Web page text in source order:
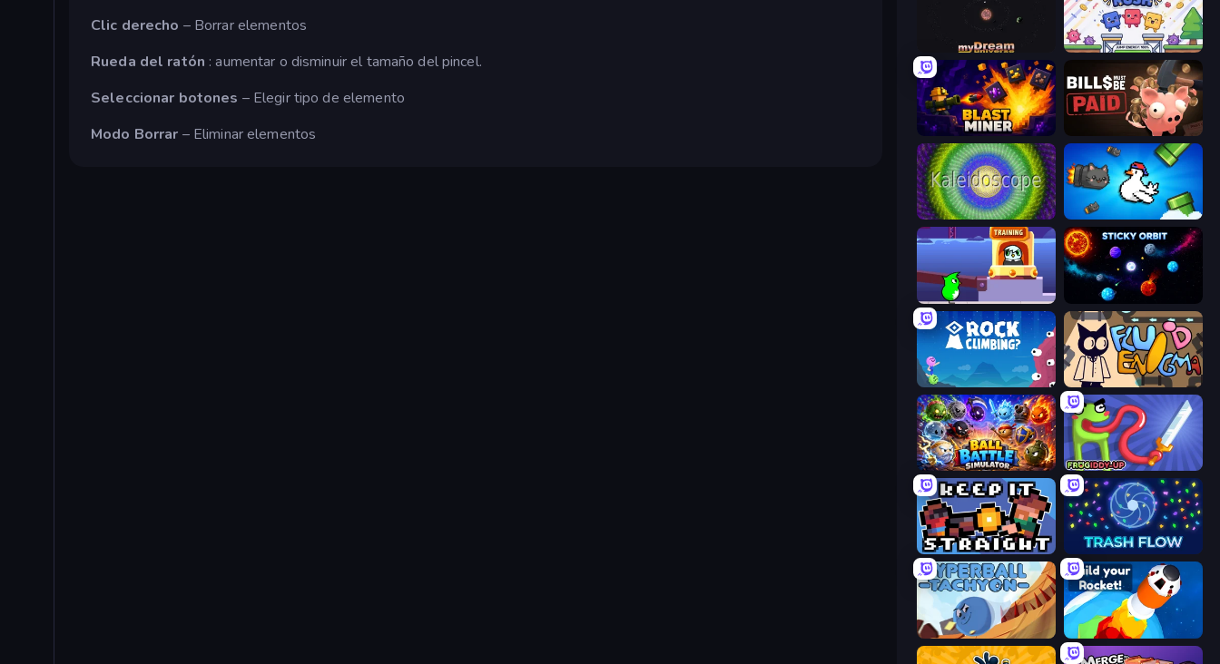
Clic derecho – Borrar elementos
Rueda del ratón : aumentar o disminuir el tamaño del pincel.
Seleccionar botones – Elegir tipo de elemento
Modo Borrar – Eliminar elementos
myDream Universe Jumping Rush
Blast Miner Bills Must Be Paid
Kaleidoscope Honk
Duck Life: Space Sticky Orbit
Rock Climbing? Fluid Enigma
Ball Battle Simulator Frogiddy
Keep It Straight Trash Flow
Hyperball Tachyon Build your Rocket